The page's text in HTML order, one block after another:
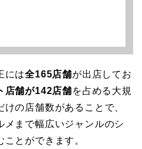
には全165店舗が出店してお
店舗が142店舗を占める大規
の店舗数があることで、
メまで幅広いジャンルのシ
とができます。